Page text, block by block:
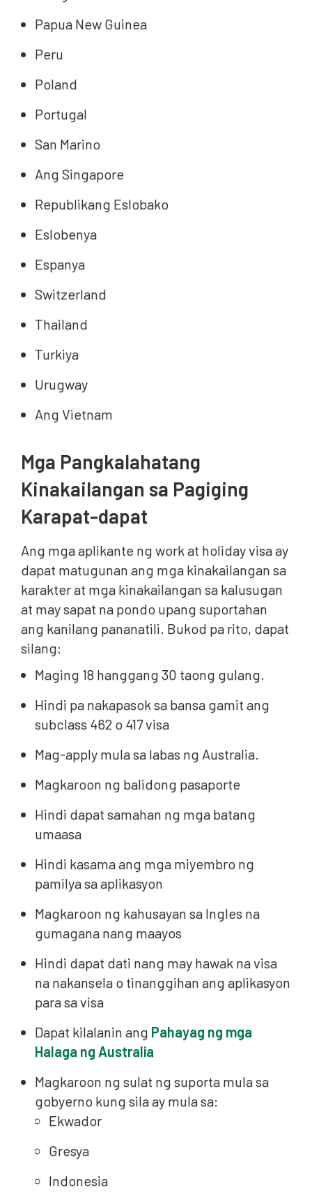
Papua New Guinea
Peru
Poland
Portugal
San Marino
Ang Singapore
Republikang Eslobako
Eslobenya
Espanya
Switzerland
Thailand
Turkiya
Urugway
Ang Vietnam
Mga Pangkalahatang
Kinakailangan sa Pagiging
Karapat-dapat
Ang mga aplikante ng work at holiday visa ay
dapat matugunan ang mga kinakailangan sa
karakter at mga kinakailangan sa kalusugan
at may sapat na pondo upang suportahan
ang kanilang pananatili. Bukod pa rito, dapat
silang:
Maging 18 hanggang 30 taong gulang.
Hindi pa nakapasok sa bansa gamit ang
subclass 462 o 417 visa
Mag-apply mula sa labas ng Australia.
Magkaroon ng balidong pasaporte
Hindi dapat samahan ng mga batang
umaasa
Hindi kasama ang mga miyembro ng
pamilya sa aplikasyon
Magkaroon ng kahusayan sa Ingles na
gumagana nang maayos
Hindi dapat dati nang may hawak na visa
na nakansela o tinanggihan ang aplikasyon
para sa visa
Dapat kilalanin ang Pahayag ng mga
Halaga ng Australia
Magkaroon ng sulat ng suporta mula sa
gobyerno kung sila ay mula sa:
Ekwador
Gresya
Indonesia